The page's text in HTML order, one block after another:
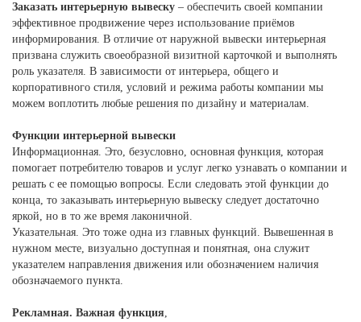
Заказать интерьерную вывеску – обеспечить своей компании
эффективное продвижение через использование приёмов
информирования. В отличие от наружной вывески интерьерная
призвана служить своеобразной визитной карточкой и выполнять
роль указателя. В зависимости от интерьера, общего и
корпоративного стиля, условий и режима работы компании мы
можем воплотить любые решения по дизайну и материалам.
Функции интерьерной вывески
Информационная. Это, безусловно, основная функция, которая
помогает потребителю товаров и услуг легко узнавать о компании и
решать с ее помощью вопросы. Если следовать этой функции до
конца, то заказывать интерьерную вывеску следует достаточно
яркой, но в то же время лаконичной.
Указательная. Это тоже одна из главных функций. Вывешенная в
нужном месте, визуально доступная и понятная, она служит
указателем направления движения или обозначением наличия
обозначаемого пункта.
Рекламная. Важная функция,